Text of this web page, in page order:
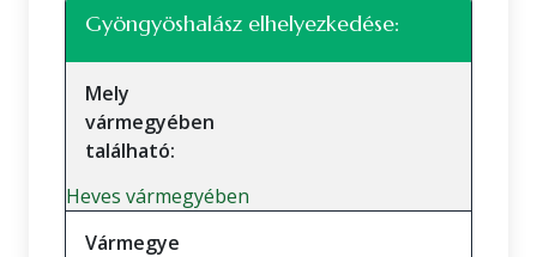
Gyöngyöshalász elhelyezkedése:
Mely
vármegyében
található:
Heves vármegyében
Vármegye